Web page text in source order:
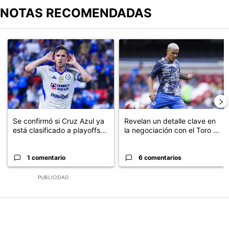
NOTAS RECOMENDADAS
PUBLICIDAD
Un artículo de tendencia con el título "Se confirmó si Cruz Azul
Se confirmó si Cruz Azul ya
está clasificado a playoffs...
1 comentario
Un artículo de tendencia con
Revelan un detalle clave en
la negociación con el Toro ...
6 comentarios